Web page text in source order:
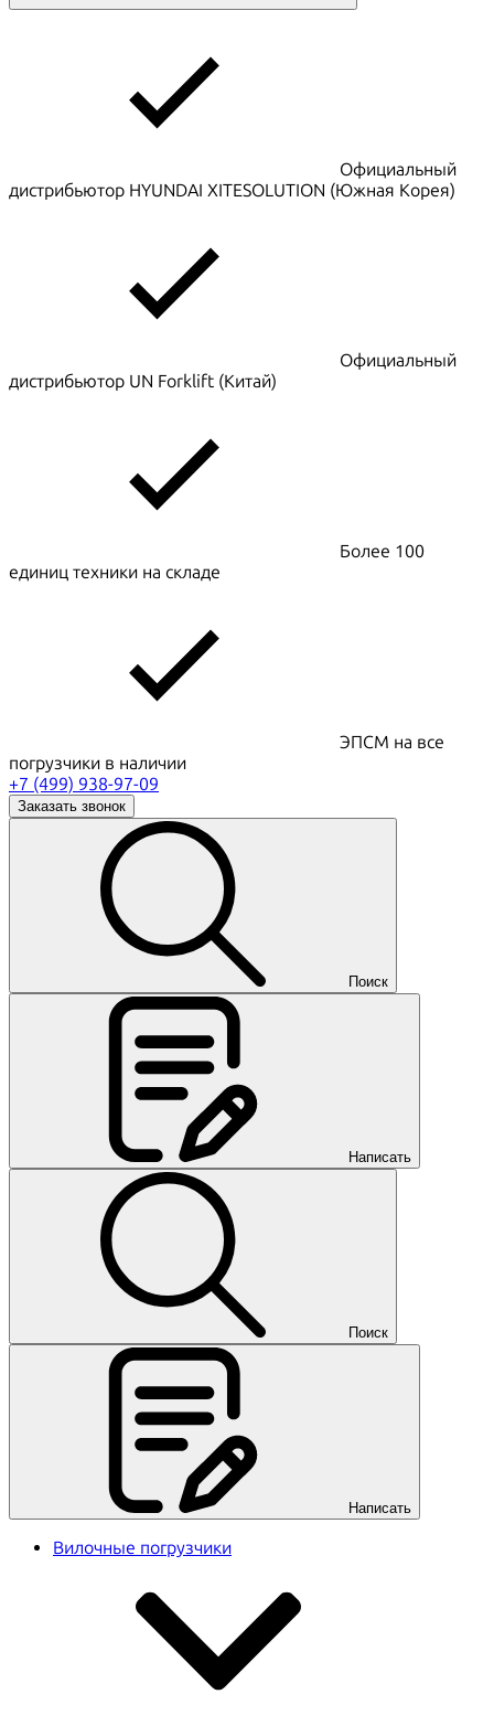
Официальный
дистрибьютор HYUNDAI XITESOLUTION (Южная Корея)
Официальный
дистрибьютор UN Forklift (Китай)
Более 100
единиц техники на складе
ЭПСМ на все
погрузчики в наличии
+7 (499) 938-97-09
Заказать звонок
Поиск
Написать
Поиск
Написать
Вилочные погрузчики